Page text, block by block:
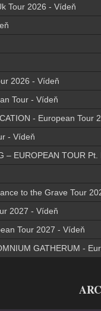
Tour 2026 - Vídeň
2026 - Vídeň
Tour - Vídeň
- European Tour
- Vídeň
– EUROPEAN TOUR
to the Grave Tour
2027 - Vídeň
Tour 2027 - Vídeň
GATHERUM -